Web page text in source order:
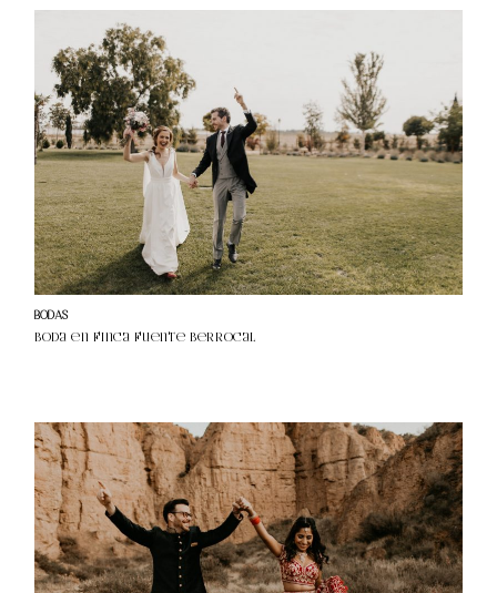
BODAS
Boda en Finca Fuente Berrocal